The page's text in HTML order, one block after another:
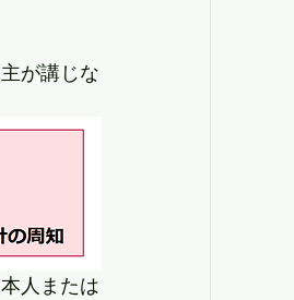
が講じな
人または